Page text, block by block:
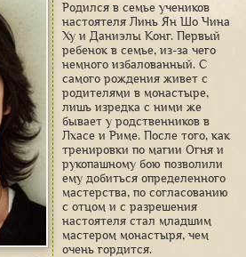
Родился в семье учеников
настоятеля Линь Ян Шо Чина
Ху и Даниэлы Конг. Первый
ребенок в семье, из-за чего
немного избалованный. С
самого рождения живет с
родителями в монастыре,
лишь изредка с ними же
бывает у родственников в
Лхасе и Риме. После того, как
тренировки по магии Огня и
рукопашному бою позволили
ему добиться определенного
мастерства, по согласованию
с отцом и с разрешения
настоятеля стал младшим
мастером монастыря, чем
очень гордится.